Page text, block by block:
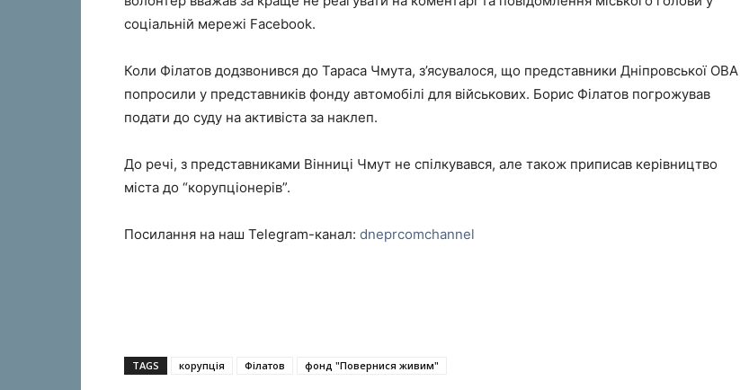
соціальній мережі Facebook.
Коли Філатов додзвонився до Тараса Чмута, з’ясувалося, що представники Дніпровської ОВА
попросили у представників фонду автомобілі для військових. Борис Філатов погрожував
подати до суду на активіста за наклеп.
До речі, з представниками Вінниці Чмут не спілкувався, але також приписав керівництво
міста до “корупціонерів”.
Посилання на наш Telegram-канал: dneprcomchannel
TAGS корупція Філатов фонд "Повернися живим"